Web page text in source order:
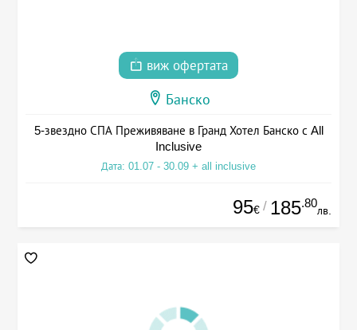
виж офертата
Банско
5-звездно СПА Преживяване в Гранд Хотел Банско с All
Inclusive
Дата: 01.07 - 30.09 + all inclusive
95€ / 185.80
лв.